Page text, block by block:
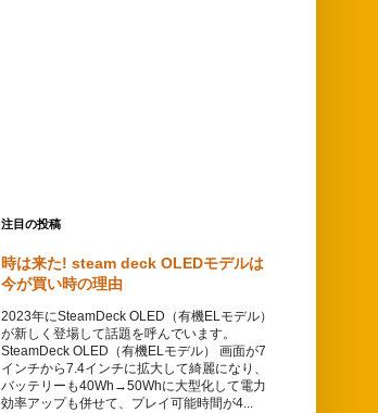
注目の投稿
時は来た! steam deck OLEDモデルは
今が買い時の理由
2023年にSteamDeck OLED（有機ELモデル）
が新しく登場して話題を呼んでいます。
SteamDeck OLED（有機ELモデル） 画面が7
インチから7.4インチに拡大して綺麗になり、
バッテリーも40Wh→50Whに大型化して電力
効率アップも併せて、プレイ可能時間が4...